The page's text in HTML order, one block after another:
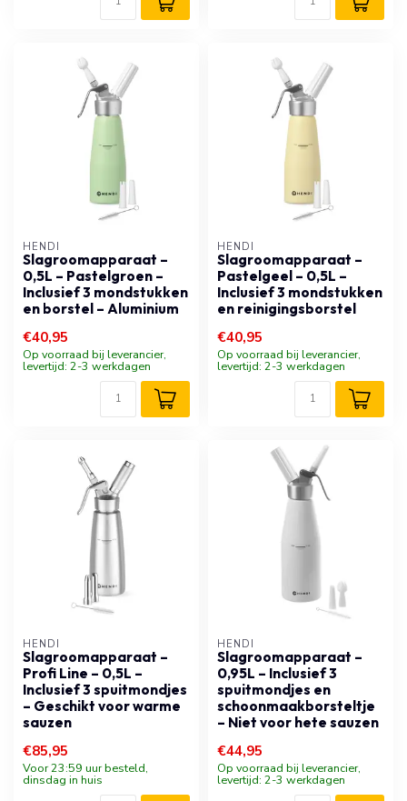
HENDI
Slagroomapparaat –
0,5L – Pastelgroen –
Inclusief 3 mondstukken
en borstel – Aluminium
€40,95
Op voorraad bij leverancier,
levertijd: 2-3 werkdagen
HENDI
Slagroomapparaat –
Pastelgeel – 0,5L –
Inclusief 3 mondstukken
en reinigingsborstel
€40,95
Op voorraad bij leverancier,
levertijd: 2-3 werkdagen
HENDI
Slagroomapparaat –
Profi Line – 0,5L –
Inclusief 3 spuitmondjes
– Geschikt voor warme
sauzen
€85,95
Voor 23:59 uur besteld,
dinsdag in huis
HENDI
Slagroomapparaat –
0,95L – Inclusief 3
spuitmondjes en
schoonmaakborsteltje
– Niet voor hete sauzen
€44,95
Op voorraad bij leverancier,
levertijd: 2-3 werkdagen